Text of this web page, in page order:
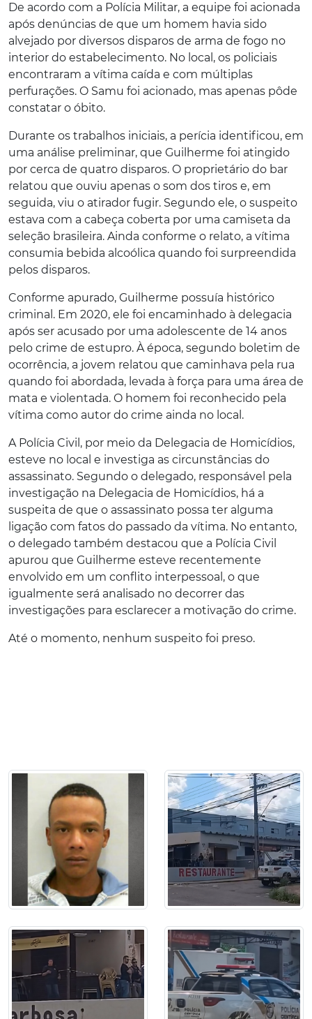
De acordo com a Polícia Militar, a equipe foi acionada
após denúncias de que um homem havia sido
alvejado por diversos disparos de arma de fogo no
interior do estabelecimento. No local, os policiais
encontraram a vítima caída e com múltiplas
perfurações. O Samu foi acionado, mas apenas pôde
constatar o óbito.
Durante os trabalhos iniciais, a perícia identificou, em
uma análise preliminar, que Guilherme foi atingido
por cerca de quatro disparos. O proprietário do bar
relatou que ouviu apenas o som dos tiros e, em
seguida, viu o atirador fugir. Segundo ele, o suspeito
estava com a cabeça coberta por uma camiseta da
seleção brasileira. Ainda conforme o relato, a vítima
consumia bebida alcoólica quando foi surpreendida
pelos disparos.
Conforme apurado, Guilherme possuía histórico
criminal. Em 2020, ele foi encaminhado à delegacia
após ser acusado por uma adolescente de 14 anos
pelo crime de estupro. À época, segundo boletim de
ocorrência, a jovem relatou que caminhava pela rua
quando foi abordada, levada à força para uma área de
mata e violentada. O homem foi reconhecido pela
vítima como autor do crime ainda no local.
A Polícia Civil, por meio da Delegacia de Homicídios,
esteve no local e investiga as circunstâncias do
assassinato. Segundo o delegado, responsável pela
investigação na Delegacia de Homicídios, há a
suspeita de que o assassinato possa ter alguma
ligação com fatos do passado da vítima. No entanto,
o delegado também destacou que a Polícia Civil
apurou que Guilherme esteve recentemente
envolvido em um conflito interpessoal, o que
igualmente será analisado no decorrer das
investigações para esclarecer a motivação do crime.
Até o momento, nenhum suspeito foi preso.